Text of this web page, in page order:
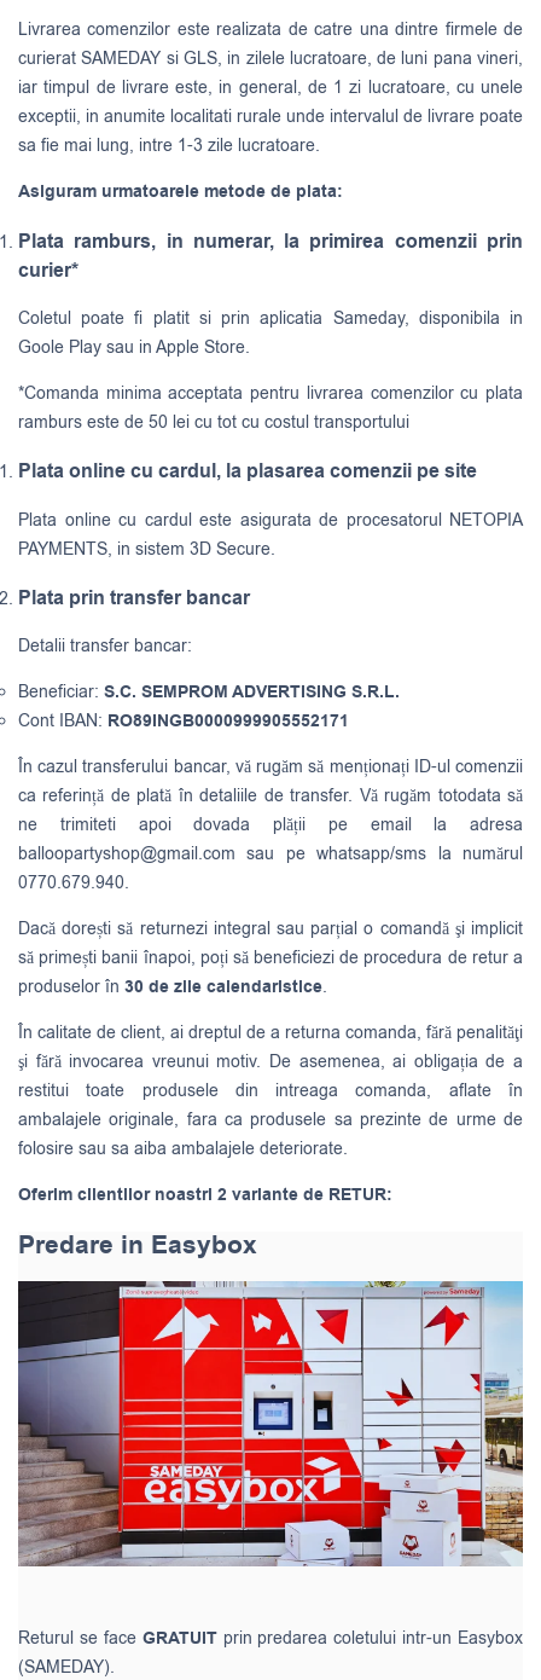
Livrarea comenzilor este realizata de catre una dintre firmele de
curieratSAMEDAY si GLS, in zilele lucratoare, de luni pana vineri,
iar timpul de livrare este, in general, de 1 zi lucratoare, cu unele
exceptii, in anumite localitati rurale unde intervalul de livrare poate
sa fie mai lung, intre 1-3 zile lucratoare.
Asiguram urmatoarele metode de plata:
Plata ramburs, in numerar, la primirea comenzii prin
curier*
Coletul poate fi platit si prin aplicatia Sameday, disponibila in
Goole Play sau in Apple Store.
*Comanda minima acceptata pentru livrarea comenzilor cu plata
ramburs este de 50 lei cu tot cu costul transportului
Plata online cu cardul, la plasarea comenzii pe site
Plata online cu cardul este asigurata de procesatorul NETOPIA
PAYMENTS, in sistem 3D Secure.
Plata prin transfer bancar
Detalii transfer bancar:
Beneficiar: S.C. SEMPROM ADVERTISING S.R.L.
Cont IBAN: RO89INGB0000999905552171
În cazul transferului bancar, vă rugăm să menționați ID-ul comenzii
ca referință de plată în detaliile de transfer. Vă rugăm totodata să
ne trimiteti apoi dovada plății pe email la adresa
balloopartyshop@gmail.com sau pe whatsapp/sms la numărul
0770.679.940.
Dacă dorești să returnezi integral sau parțial o comandă şi implicit
să primești banii înapoi, poți să beneficiezi de procedura de retur a
produselor în 30 de zile calendaristice.
În calitate de client, ai dreptul de a returna comanda, fără penalităţi
şi fără invocarea vreunui motiv. De asemenea, ai obligația de a
restitui toate produsele din intreaga comanda, aflate în
ambalajele originale, fara ca produsele sa prezinte de urme de
folosire sau sa aiba ambalajele deteriorate.
Oferim clientilor noastri 2 variante de RETUR:
Predare in Easybox
Returul se face GRATUIT prin predarea coletului intr-un Easybox
(SAMEDAY).